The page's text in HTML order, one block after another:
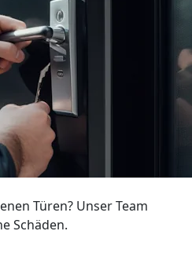
Türen? Unser Team
Schäden.